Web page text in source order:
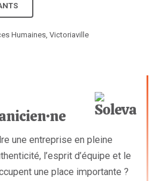
Humaines, Victoriaville
une entreprise en pleine
l’esprit d’équipe et le
une place importante ?